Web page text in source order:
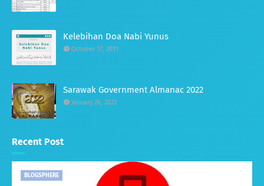
Kelebihan Doa Nabi Yunus
October 17, 2011
Sarawak Government Almanac 2022
January 26, 2022
Recent Post
BLOGSPHERE